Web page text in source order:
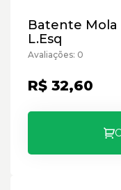
Batente Mola
L.Esq
Avaliações: 0
R$ 32,60